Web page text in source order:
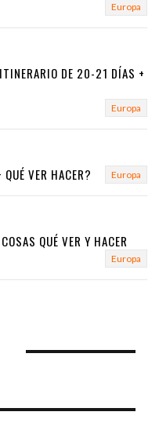
Europa
DE 20-21 DÍAS +
Europa
VER HACER? Europa
QUÉ VER Y HACER
Europa